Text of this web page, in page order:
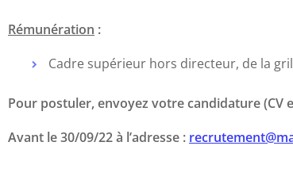
Rémunération :
Cadre supérieur hors directeur, de la
Pour postuler, envoyez votre candidature (CV
Avant le 30/09/22 à l’adresse :